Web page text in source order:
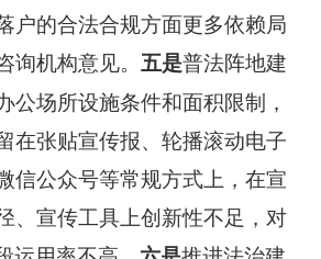
户的合法合规方面更多依赖局
机构意见。 五是普法阵地建
公场所设施条件和面积限制，
在张贴宣传报、轮播滚动电子
信公众号等常规方式上，在宣
、宣传工具上创新性不足，对